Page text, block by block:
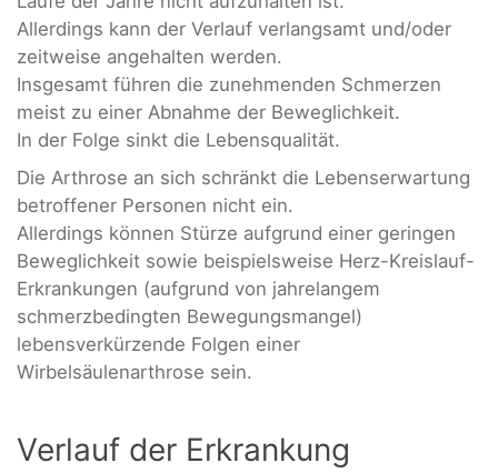
Allerdings kann der Verlauf verlangsamt und/oder
zeitweise angehalten werden.
Insgesamt führen die zunehmenden Schmerzen
meist zu einer Abnahme der Beweglichkeit.
In der Folge sinkt die Lebensqualität.
Die Arthrose an sich schränkt die Lebenserwartung
betroffener Personen nicht ein.
Allerdings können Stürze aufgrund einer geringen
Beweglichkeit sowie beispielsweise Herz-Kreislauf-
Erkrankungen (aufgrund von jahrelangem
schmerzbedingten Bewegungsmangel)
lebensverkürzende Folgen einer
Wirbelsäulenarthrose sein.
Verlauf der Erkrankung